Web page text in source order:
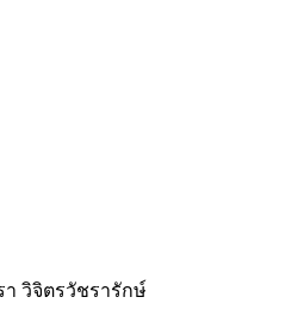
วิจิตรวัชรารักษ์